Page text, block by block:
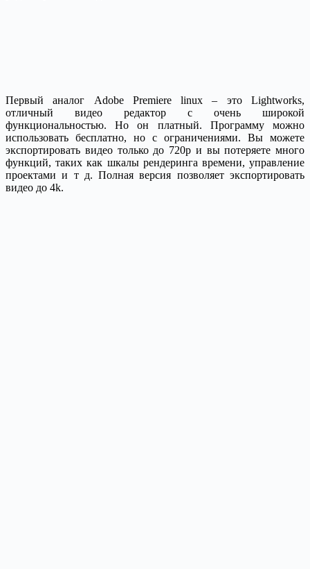
Первый аналог Adobe Premiere linux – это Lightworks,
отличный видео редактор с очень широкой
функциональностью. Но он платный. Программу можно
использовать бесплатно, но с ограничениями. Вы можете
экспортировать видео только до 720р и вы потеряете много
функций, таких как шкалы рендеринга времени, управление
проектами и т д. Полная версия позволяет экспортировать
видео до 4k.